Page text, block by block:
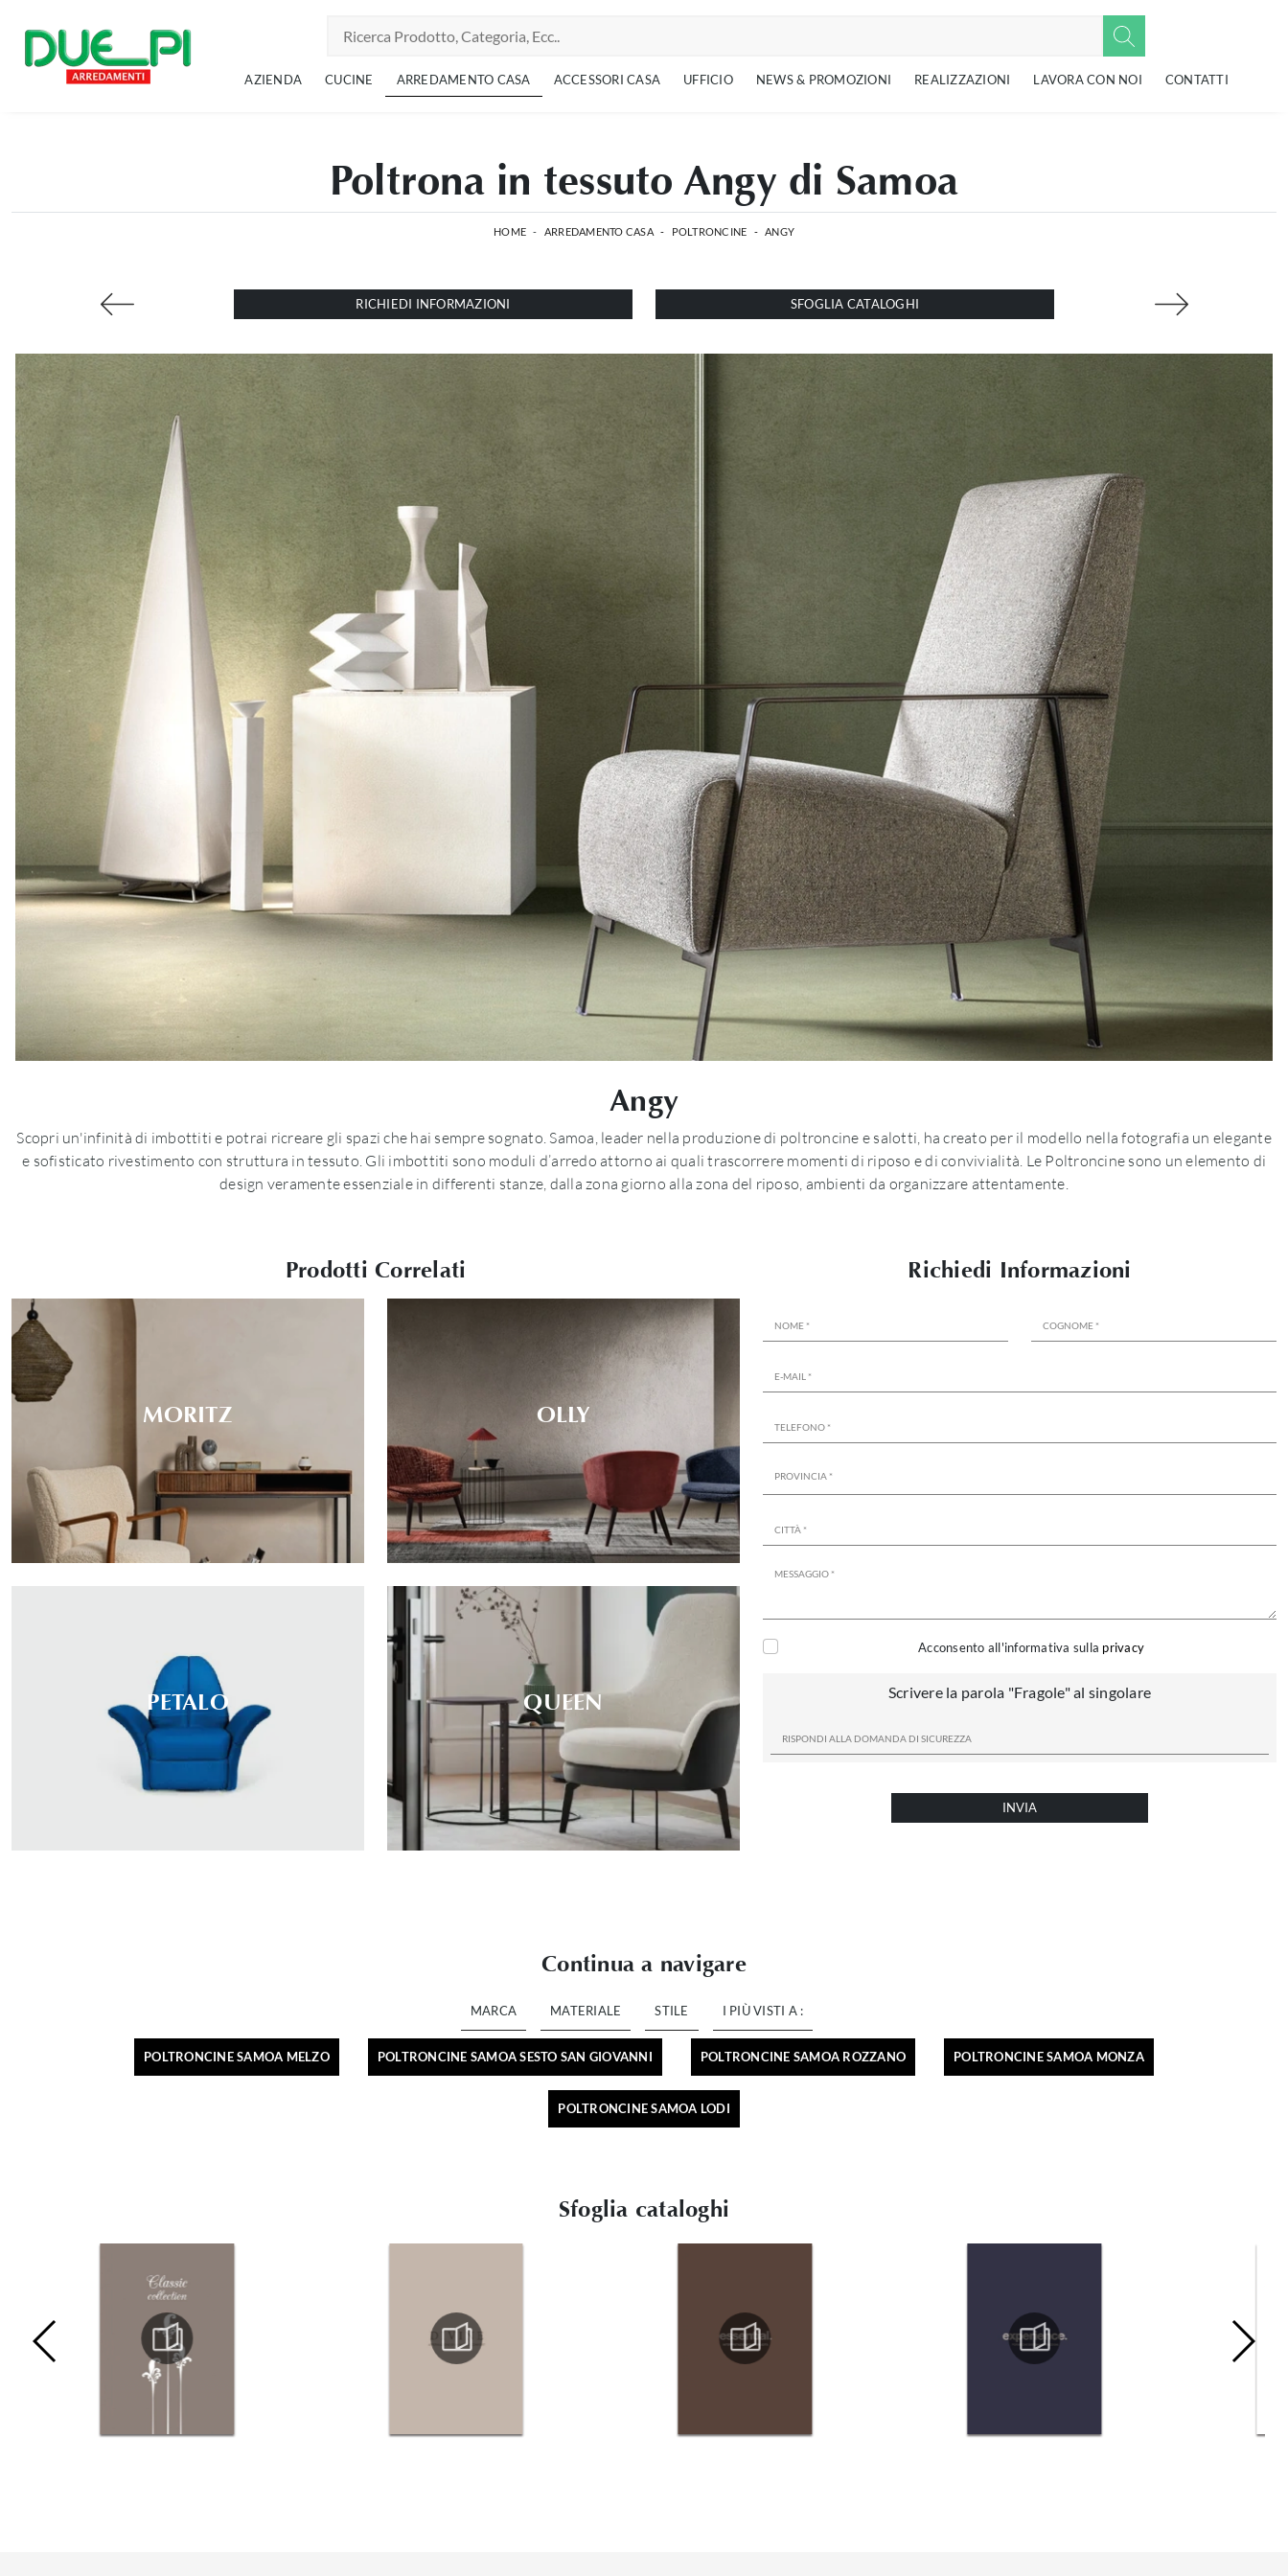
AZIENDA CUCINE ARREDAMENTO CASA ACCESSORI CASA UFFICIO NEWS & PROMOZIONI REALIZZAZIONI LAVORA CON NOI CONTATTI
Poltrona in tessuto Angy di Samoa
HOME - ARREDAMENTO CASA - POLTRONCINE - ANGY
RICHIEDI INFORMAZIONI SFOGLIA CATALOGHI
Angy
Scopri un'infinità di imbottiti e potrai ricreare gli spazi che hai sempre sognato. Samoa, leader nella produzione di poltroncine e salotti, ha creato per il modello nella fotografia un elegante
e sofisticato rivestimento con struttura in tessuto. Gli imbottiti sono moduli d’arredo attorno ai quali trascorrere momenti di riposo e di convivialità. Le Poltroncine sono un elemento di
design veramente essenziale in differenti stanze, dalla zona giorno alla zona del riposo, ambienti da organizzare attentamente.
Prodotti Correlati
MORITZ OLLY
PETALO QUEEN
Richiedi Informazioni
Acconsento all'informativa sulla privacy
Scrivere la parola "Fragole" al singolare
INVIA
Continua a navigare
MARCA MATERIALE STILE I PIÙ VISTI A :
POLTRONCINE SAMOA MELZO POLTRONCINE SAMOA SESTO SAN GIOVANNI POLTRONCINE SAMOA ROZZANO POLTRONCINE SAMOA MONZA
POLTRONCINE SAMOA LODI
Sfoglia cataloghi